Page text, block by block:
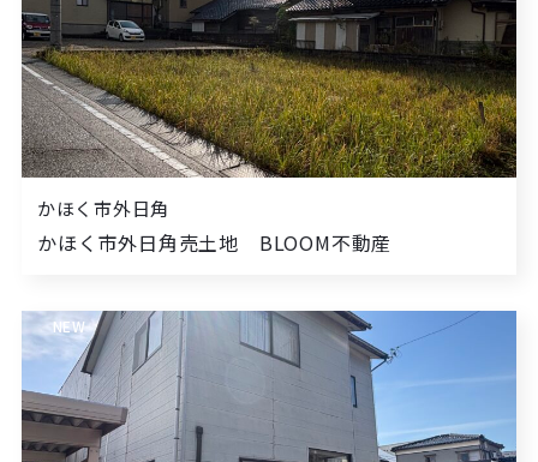
かほく市外日角
かほく市外日角売土地 BLOOM不動産
NEW